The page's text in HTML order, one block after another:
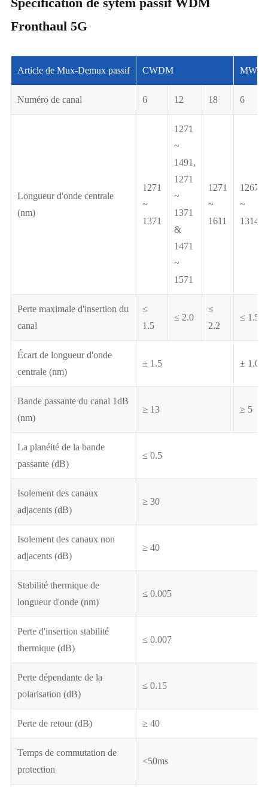
Fronthaul 5G
Article de Mux-Demux passif CWDM
Numéro de canal 6 12 18 6
Longueur d'onde centrale
(nm)
1271
~
1371
1271
~
1491,
1271
~
1371
&
1471
~
1571
1271
~
1611
1267.5
~
1314.5
Perte maximale d'insertion du
canal
≤
1.5
≤ 2.0
≤
2.2
≤ 1.5
Écart de longueur d'onde
centrale (nm)
± 1.5 ± 1.0
Bande passante du canal 1dB
(nm)
≥ 13 ≥ 5
La planéité de la bande
passante (dB)
≤ 0.5
Isolement des canaux
adjacents (dB)
≥ 30
Isolement des canaux non
adjacents (dB)
≥ 40
Stabilité thermique de
longueur d'onde (nm)
≤ 0.005
Perte d'insertion stabilité
thermique (dB)
≤ 0.007
Perte dépendante de la
polarisation (dB)
≤ 0.15
Perte de retour (dB) ≥ 40
Temps de commutation de
protection
<50ms